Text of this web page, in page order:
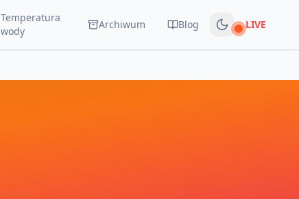
Temperatura
wody
Archiwum Blog Na żywo
LIVE